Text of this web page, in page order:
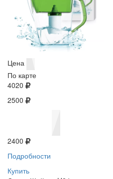
Цена
По карте
4020
2500
2400
Подробности
Купить